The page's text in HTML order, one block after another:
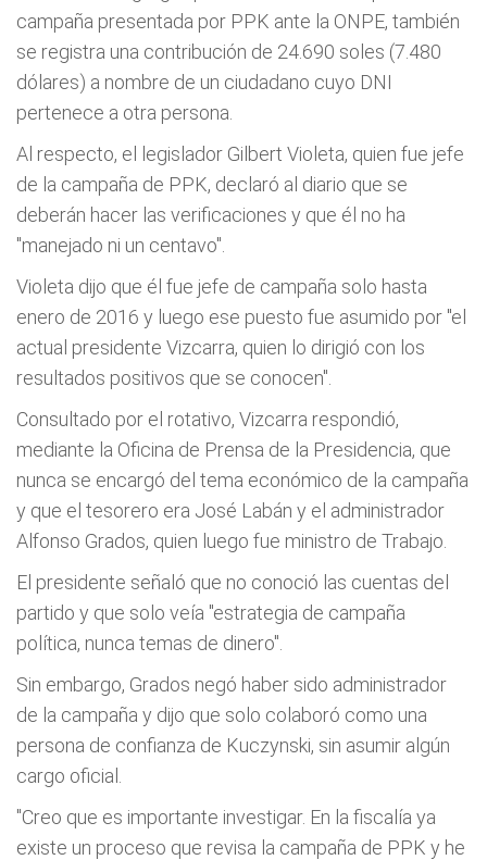
campaña presentada por PPK ante la ONPE, también
se registra una contribución de 24.690 soles (7.480
dólares) a nombre de un ciudadano cuyo DNI
pertenece a otra persona.
Al respecto, el legislador Gilbert Violeta, quien fue jefe
de la campaña de PPK, declaró al diario que se
deberán hacer las verificaciones y que él no ha
"manejado ni un centavo".
Violeta dijo que él fue jefe de campaña solo hasta
enero de 2016 y luego ese puesto fue asumido por "el
actual presidente Vizcarra, quien lo dirigió con los
resultados positivos que se conocen".
Consultado por el rotativo, Vizcarra respondió,
mediante la Oficina de Prensa de la Presidencia, que
nunca se encargó del tema económico de la campaña
y que el tesorero era José Labán y el administrador
Alfonso Grados, quien luego fue ministro de Trabajo.
El presidente señaló que no conoció las cuentas del
partido y que solo veía "estrategia de campaña
política, nunca temas de dinero".
Sin embargo, Grados negó haber sido administrador
de la campaña y dijo que solo colaboró como una
persona de confianza de Kuczynski, sin asumir algún
cargo oficial.
"Creo que es importante investigar. En la fiscalía ya
existe un proceso que revisa la campaña de PPK y he